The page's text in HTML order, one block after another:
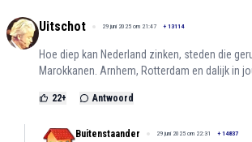
Uitschot 29 juni 2025 om 21:47 + 13114
Hoe diep kan Nederland zinken, steden die
Marokkanen. Arnhem, Rotterdam en dalijk in
22+ Antwoord
Buitenstaander 29 juni 2025 om 22:31 + 14837